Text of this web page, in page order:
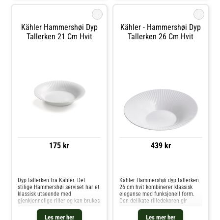
Kähler Hammershøi Dyp
Tallerken 21 Cm Hvit
175 kr
Les mer her
Dyp tallerken fra Kähler. Det
stilige Hammershøi serviset har et
klassisk utseende med
gjenkjennelige riller og kan brukes
som hverdagsservise året rundt,
og samles for resten av livet. Den
Kähler - Hammershøi Dyp
Tallerken 26 Cm Hvit
439 kr
Les mer her
Kähler Hammershøi dyp tallerken
26 cm hvit kombinerer klassisk
eleganse med funksjonell form.
Den delikate rilledekoren gir
tallerkenen et tidløst uttrykk, og
den dype formen gjør den perfekt